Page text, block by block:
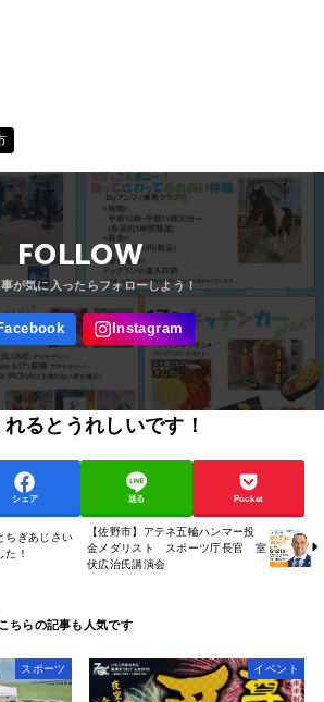
FOLLOW
るとうれしいです！
シェア 送る Pocket
ちぎあじさい
た！
【佐野市】アテネ五輪ハンマー投
金メダリスト スポーツ庁長官 室
伏広治氏講演会
スポーツ イベント